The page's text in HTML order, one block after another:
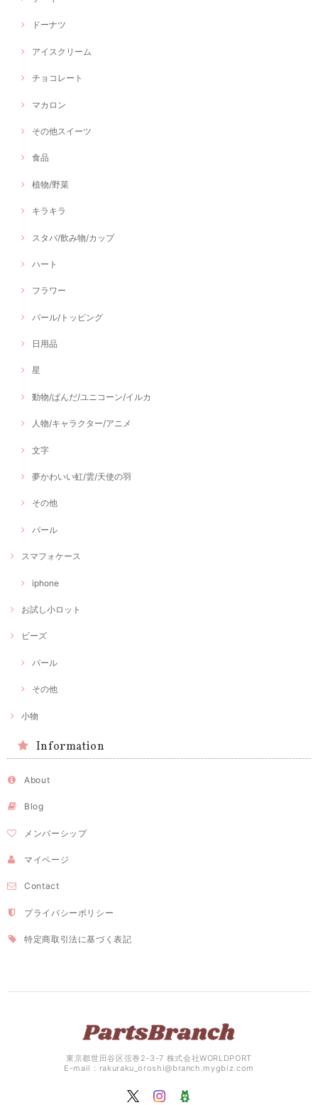
ドーナツ
アイスクリーム
チョコレート
マカロン
その他スイーツ
食品
植物/野菜
キラキラ
スタバ/飲み物/カップ
ハート
フラワー
パール/トッピング
日用品
星
動物/ぱんだ/ユニコーン/イルカ
人物/キャラクター/アニメ
文字
夢かわいい虹/雲/天使の羽
その他
パール
スマフォケース
iphone
お試し小ロット
ビーズ
パール
その他
小物
Information
About
Blog
メンバーシップ
マイページ
Contact
プライバシーポリシー
特定商取引法に基づく表記
東京都世田谷区弦巻2-3-7 株式会社WORLDPORT
E-mail： rakuraku_oroshi@branch.mygbiz.com